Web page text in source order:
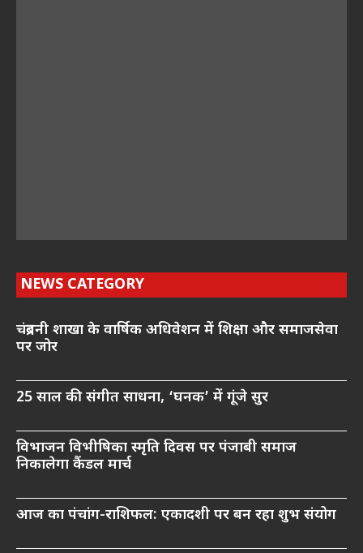
NEWS CATEGORY
चंद्रबनी शाखा के वार्षिक अधिवेशन में शिक्षा और समाजसेवा
पर जोर
25 साल की संगीत साधना, ‘घनक’ में गूंजे सुर
विभाजन विभीषिका स्मृति दिवस पर पंजाबी समाज
निकालेगा कैंडल मार्च
आज का पंचांग-राशिफल: एकादशी पर बन रहा शुभ संयोग